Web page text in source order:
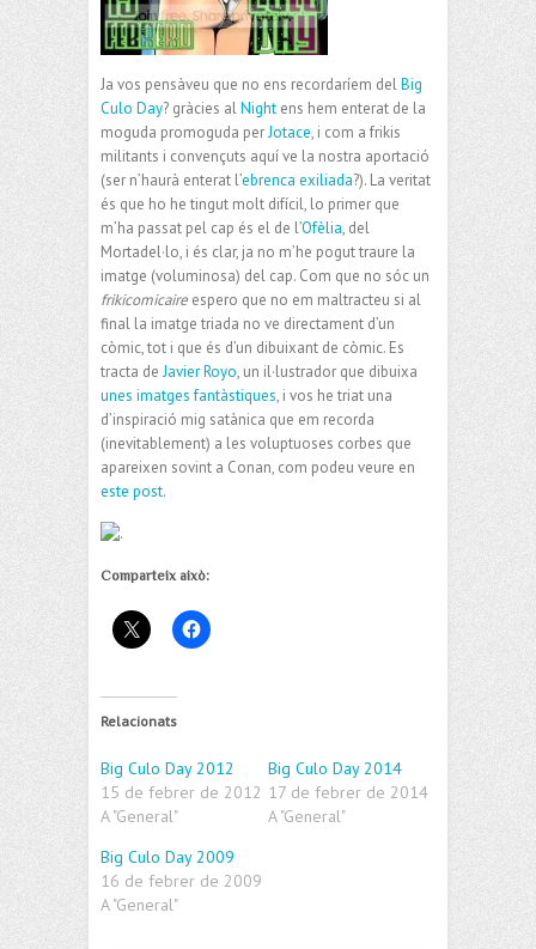
Ja vos pensàveu que no ens recordaríem delBig
Culo Day? gràcies alNight ens hem enterat de la
moguda promoguda perJotace, i com a frikis
militants i convençuts aquí ve la nostra aportació
(ser n’haurà enterat l’ebrenca exiliada?). La veritat
és que ho he tingut molt difícil, lo primer que
m’ha passat pel cap és el de l’Ofèlia, del
Mortadel·lo, i és clar, ja no m’he pogut traure la
imatge (voluminosa) del cap. Com que no sóc un
frikicomicaire espero que no em maltracteu si al
final la imatge triada no ve directament d’un
còmic, tot i que és d’un dibuixant de còmic. Es
tracta de Javier Royo, un il·lustrador que dibuixa
unes imatges fantàstiques, i vos he triat una
d’inspiració mig satànica que em recorda
(inevitablement) a les voluptuoses corbes que
apareixen sovint a Conan, com podeu veure en
este post.
.
Comparteix això:
Relacionats
Big Culo Day 2012
15 de febrer de 2012
A "General"
Big Culo Day 2014
17 de febrer de 2014
A "General"
Big Culo Day 2009
16 de febrer de 2009
A "General"